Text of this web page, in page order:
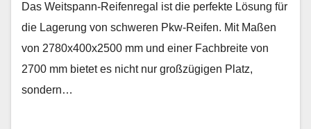
Das Weitspann-Reifenregal ist die perfekte Lösung für
die Lagerung von schweren Pkw-Reifen. Mit Maßen
von 2780x400x2500 mm und einer Fachbreite von
2700 mm bietet es nicht nur großzügigen Platz,
sondern…